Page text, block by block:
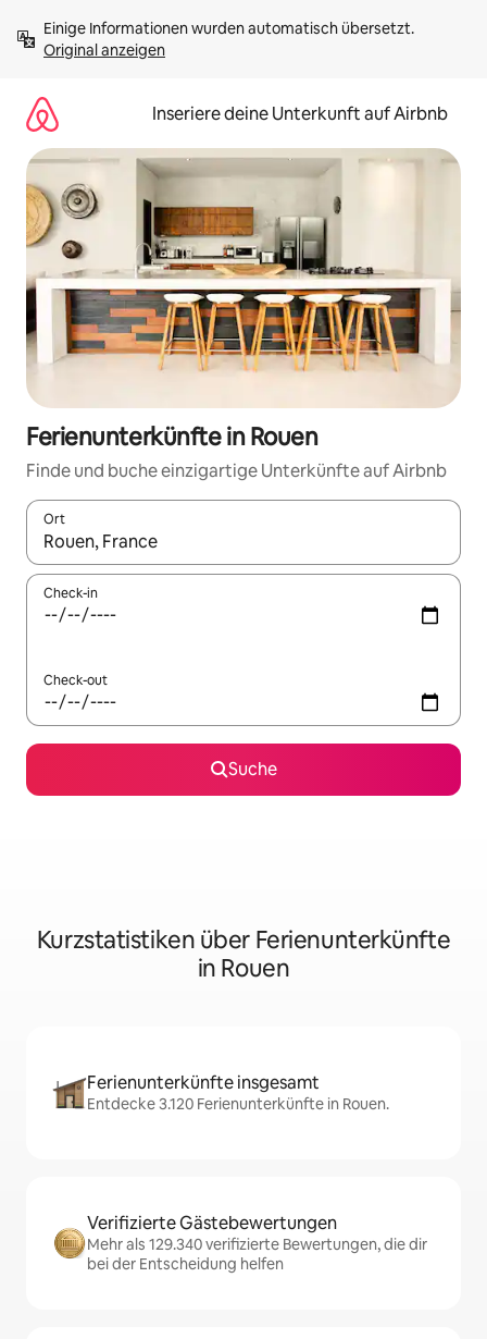
Inhalten
springenOriginal anzeigen
Inseriere deine Unterkunft auf Airbnb
Ferienunterkünfte in Rouen
Finde und buche einzigartige Unterkünfte auf Airbnb
Ort
Wenn Ergebnisse verfügbar sind, navigiere mit den
Check-in
Check-out
Suche
Kurzstatistiken über Ferienunterkünfte
in Rouen
Ferienunterkünfte insgesamt
Entdecke 3.120 Ferienunterkünfte in Rouen.
Verifizierte Gästebewertungen
Mehr als 129.340 verifizierte Bewertungen, die dir
bei der Entscheidung helfen